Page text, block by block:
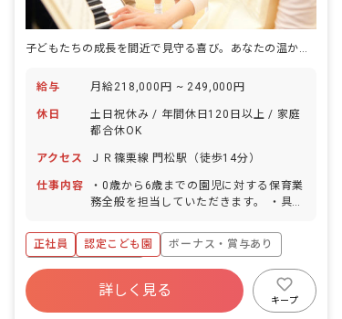
給与 月給218,000円 ~ 249,000円
休日
土日祝休み / 年間休日120日以上 / 家庭
都合休OK
アクセス ＪＲ篠栗線 門松駅（徒歩14分）
仕事内容
・0歳から6歳までの園児に対する保育業
務全般を担当していただきます。 ・具体
の検討・準備 ・室内清掃 ・施設内の安
全点検 ・来客応対 ・園児数は約150名
です。 ・新規採用の職員は、主に0歳か
ら3歳児クラスの複数担任業務に携わっ
ていただきます。 ■園児年齢層：0～5歳
正社員 認定こども園
ボーナス・賞与あり
年間休日120日以上
寮・住宅・家賃補助あり
社会保険完備
詳しく見る
キープ